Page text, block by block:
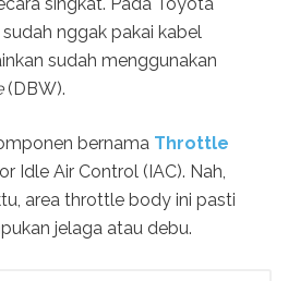
nggak pakai kabel
sudah menggunakan
(DBW).
bernama Throttle
Idle Air Control (IAC). Nah,
area throttle body ini pasti
jelaga atau debu.